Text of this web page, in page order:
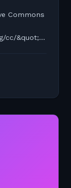
Commons
cc/&quot;